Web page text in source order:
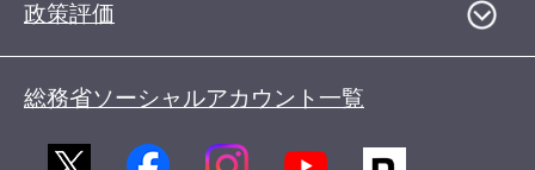
政策評価
総務省ソーシャルアカウント一覧